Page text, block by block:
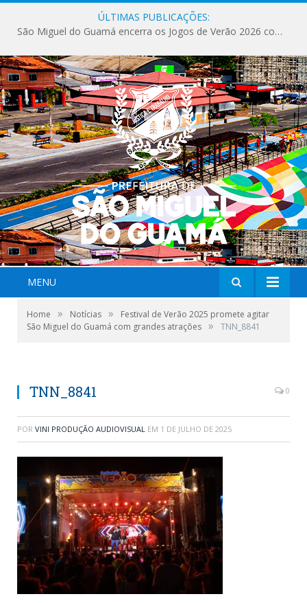
ÚLTIMAS PUBLICAÇÕES:
São Miguel do Guamá encerra os Jogos de Verão 2026 com sucesso de público e competições.
MENU
Home » Notícias »
Festival de Verão 2025 promete agitar
São Miguel do Guamá com grandes atrações » TNN_8841
TNN_8841 0
POR VINI PRODUÇÃO AUDIOVISUAL EM 1 DE JULHO DE 2025